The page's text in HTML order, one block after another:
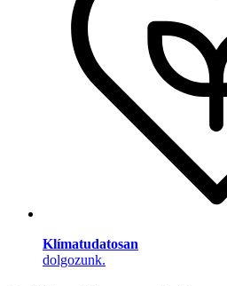
Klímatudatosan
dolgozunk.